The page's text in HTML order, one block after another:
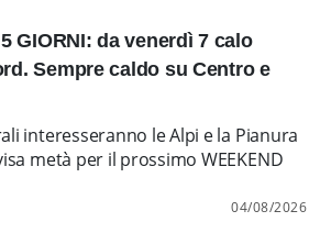
GIORNI: da venerdì 7 calo
Sempre caldo su Centro e
interesseranno le Alpi e la Pianura
metà per il prossimo WEEKEND
04/08/2026